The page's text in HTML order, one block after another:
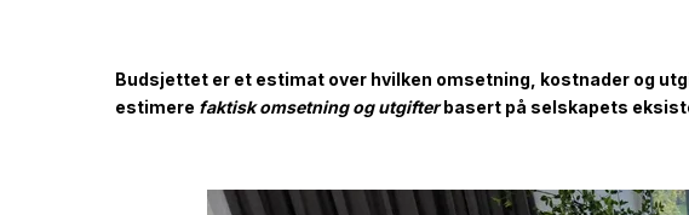
Budsjettet er et estimat over hvilken omsetning, kostnader og
estimere faktisk omsetning og utgifterbasert på selskapets